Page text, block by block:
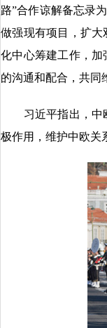
路”合作谅解备忘录
做强现有项目，扩
化中心筹建工作，
的沟通和配合，共同
习近平指出，中欧
极作用，维护中欧关